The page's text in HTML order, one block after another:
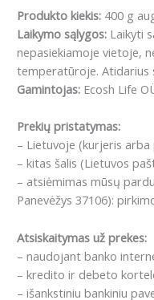
Produkto kiekis: 400 g
Laikymo sąlygos: Laikyti
nepasiekiamoje vietoje,
temperatūroje. Atidarius
Gamintojas: Ecosh Life
Prekių pristatymas:
– Lietuvoje (kurjeris
– kitas šalis (Lietuvos
– atsiėmimas mūsų
Panevėžys 37106):
Atsiskaitymas už prekes:
– naudojant banko
– kredito ir debeto
– išankstiniu bankiniu